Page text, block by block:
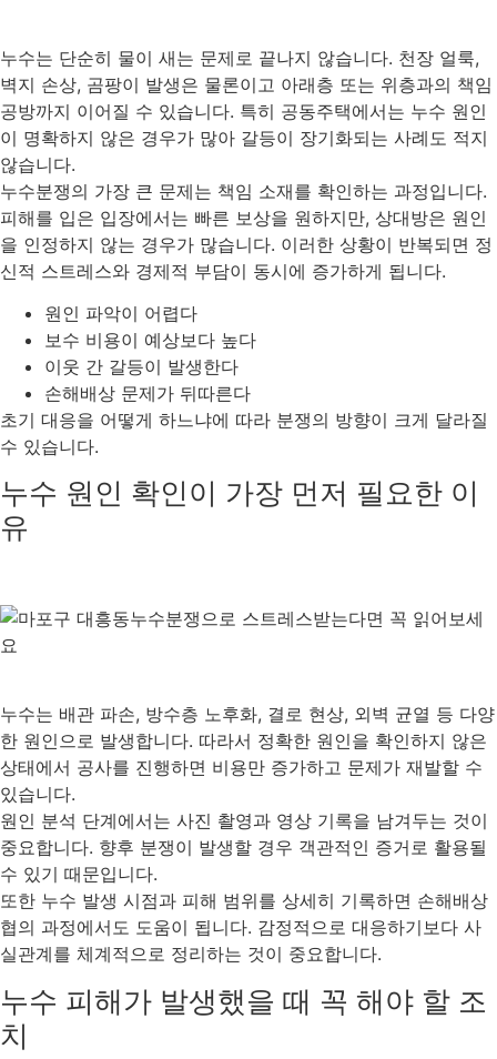
누수는 단순히 물이 새는 문제로 끝나지 않습니다. 천장 얼룩,
벽지 손상, 곰팡이 발생은 물론이고 아래층 또는 위층과의 책임
공방까지 이어질 수 있습니다. 특히 공동주택에서는 누수 원인
이 명확하지 않은 경우가 많아 갈등이 장기화되는 사례도 적지
않습니다.
누수분쟁의 가장 큰 문제는 책임 소재를 확인하는 과정입니다.
피해를 입은 입장에서는 빠른 보상을 원하지만, 상대방은 원인
을 인정하지 않는 경우가 많습니다. 이러한 상황이 반복되면 정
신적 스트레스와 경제적 부담이 동시에 증가하게 됩니다.
원인 파악이 어렵다
보수 비용이 예상보다 높다
이웃 간 갈등이 발생한다
손해배상 문제가 뒤따른다
초기 대응을 어떻게 하느냐에 따라 분쟁의 방향이 크게 달라질
수 있습니다.
누수 원인 확인이 가장 먼저 필요한 이
유
누수는 배관 파손, 방수층 노후화, 결로 현상, 외벽 균열 등 다양
한 원인으로 발생합니다. 따라서 정확한 원인을 확인하지 않은
상태에서 공사를 진행하면 비용만 증가하고 문제가 재발할 수
있습니다.
원인 분석 단계에서는 사진 촬영과 영상 기록을 남겨두는 것이
중요합니다. 향후 분쟁이 발생할 경우 객관적인 증거로 활용될
수 있기 때문입니다.
또한 누수 발생 시점과 피해 범위를 상세히 기록하면 손해배상
협의 과정에서도 도움이 됩니다. 감정적으로 대응하기보다 사
실관계를 체계적으로 정리하는 것이 중요합니다.
누수 피해가 발생했을 때 꼭 해야 할 조
치